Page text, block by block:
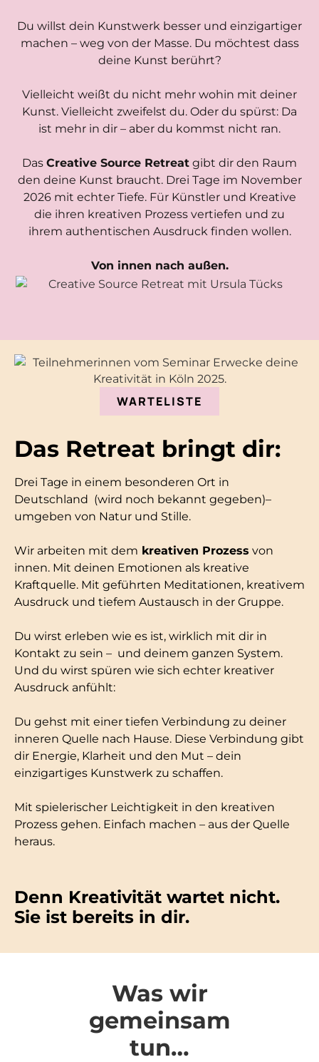
Du willst dein Kunstwerk besser und einzigartiger
machen – weg von der Masse. Du möchtest dass
deine Kunst berührt?
Vielleicht weißt du nicht mehr wohin mit deiner
Kunst. Vielleicht zweifelst du. Oder du spürst: Da
ist mehr in dir – aber du kommst nicht ran.
Das Creative Source Retreat gibt dir den Raum
den deine Kunst braucht. Drei Tage im November
2026 mit echter Tiefe. Für Künstler und Kreative
die ihren kreativen Prozess vertiefen und zu
ihrem authentischen Ausdruck finden wollen.
Von innen nach außen.
WARTELISTE
Das Retreat bringt dir:
Drei Tage in einem besonderen Ort in
Deutschland (wird noch bekannt gegeben)–
umgeben von Natur und Stille.
Wir arbeiten mit dem kreativen Prozess von
innen. Mit deinen Emotionen als kreative
Kraftquelle. Mit geführten Meditationen, kreativem
Ausdruck und tiefem Austausch in der Gruppe.
Du wirst erleben wie es ist, wirklich mit dir in
Kontakt zu sein – und deinem ganzen System.
Und du wirst spüren wie sich echter kreativer
Ausdruck anfühlt:
Du gehst mit einer tiefen Verbindung zu deiner
inneren Quelle nach Hause. Diese Verbindung gibt
dir Energie, Klarheit und den Mut – dein
einzigartiges Kunstwerk zu schaffen.
Mit spielerischer Leichtigkeit in den kreativen
Prozess gehen. Einfach machen – aus der Quelle
heraus.
Denn Kreativität wartet nicht.
Sie ist bereits in dir.
Was wir
gemeinsam
tun…